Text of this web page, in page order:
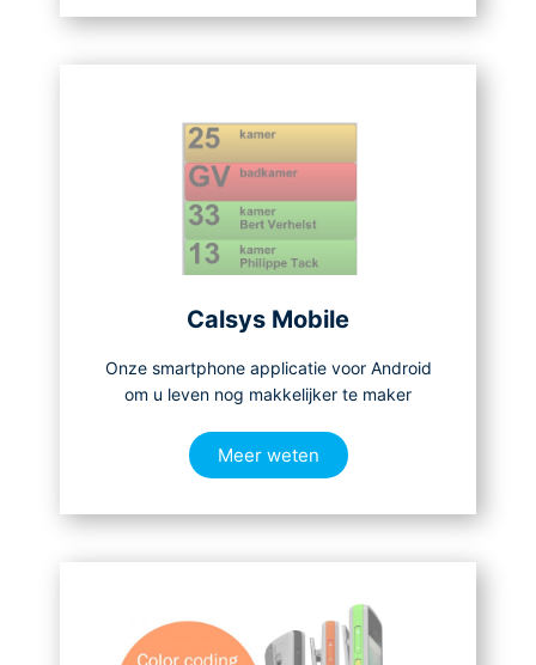
Calsys Mobile
Onze smartphone applicatie voor Android
om u leven nog makkelijker te maker
Meer weten